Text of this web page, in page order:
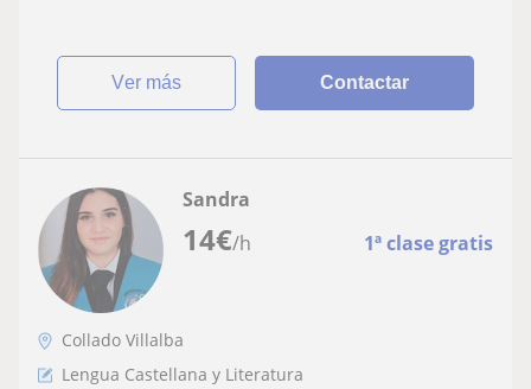
ver más Contactar
14€/h 1ª clase gratis
Sandra
Collado Villalba
Lengua Castellana y Literatura